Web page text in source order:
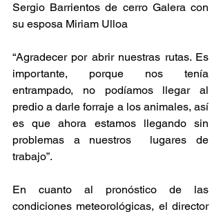
Sergio Barrientos de cerro Galera con
su esposa Miriam Ulloa
“Agradecer por abrir nuestras rutas. Es
importante, porque nos tenía
entrampado, no podíamos llegar al
predio a darle forraje a los animales, así
es que ahora estamos llegando sin
problemas a nuestros  lugares de
trabajo”.
En cuanto al pronóstico de las
condiciones meteorológicas, el director